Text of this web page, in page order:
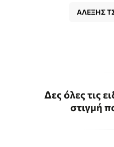
ΑΛΕΞΗΣ
Δες όλες τις
στιγμή